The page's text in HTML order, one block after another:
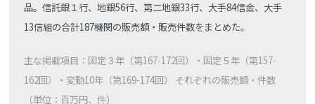
品。信託銀１行、地銀56行、第二地銀33行、大手84信金、大手
13信組の合計187機関の販売額・販売件数をまとめた。
主な掲載項目：固定３年（第167-172回）・固定５年（第157-
162回）・変動10年（第169-174回） それぞれの販売額・件数
（単位：百万円、件）